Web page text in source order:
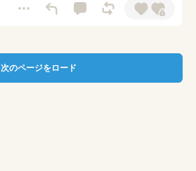
次のページをロード